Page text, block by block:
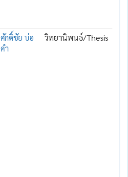
ศักดิ์ชัย บ่อ
คำ
วิทยานิพนธ์/Thesis